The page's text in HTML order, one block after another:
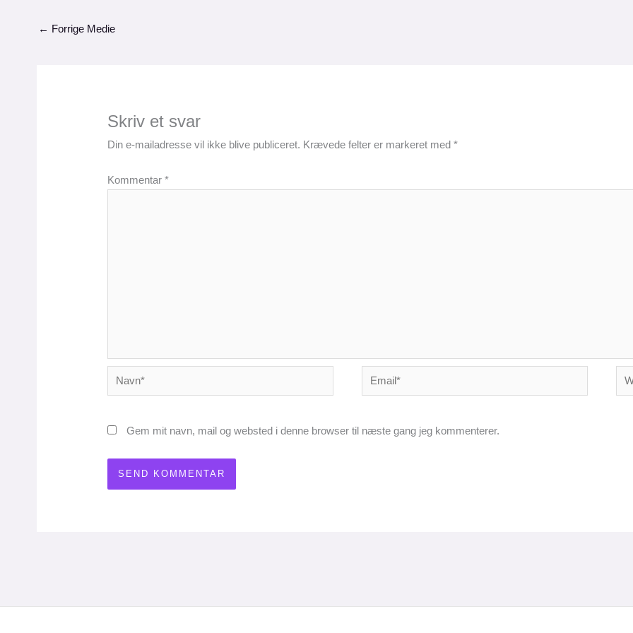
← Forrige Medie
Skriv et svar
Din e-mailadresse vil ikke blive publiceret. Krævede felter er markeret med*
Kommentar*
Navn* Email*
Gem mit navn, mail og websted i denne browser til næste gang jeg kommenterer.